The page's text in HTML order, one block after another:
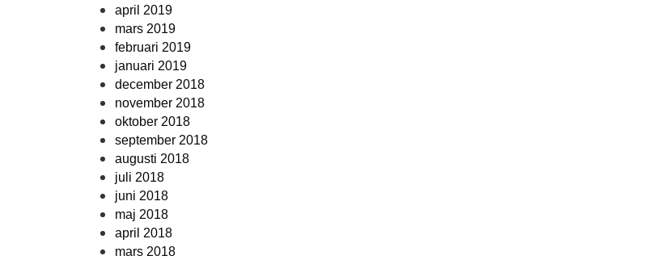
april 2019
mars 2019
februari 2019
januari 2019
december 2018
november 2018
oktober 2018
september 2018
augusti 2018
juli 2018
juni 2018
maj 2018
april 2018
mars 2018